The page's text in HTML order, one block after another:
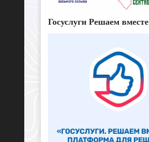
Госуслуги Решаем вместе